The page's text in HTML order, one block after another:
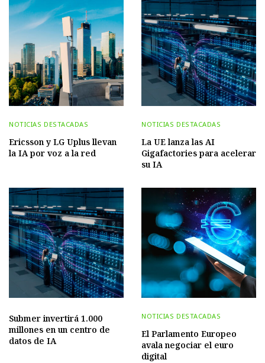
NOTICIAS DESTACADAS
Ericsson y LG Uplus llevan
la IA por voz a la red
NOTICIAS DESTACADAS
La UE lanza las AI
Gigafactories para acelerar
su IA
Submer invertirá 1.000
millones en un centro de
datos de IA
NOTICIAS DESTACADAS
El Parlamento Europeo
avala negociar el euro
digital